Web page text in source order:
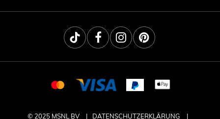
© 2025 MSNL BV DATENSCHUTZERKLÄRUNG